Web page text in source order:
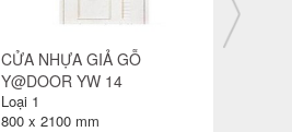
CỬA NHỰA GIẢ GỖ
Y@DOOR YO 40
Loại 1
800 x 2100 mm